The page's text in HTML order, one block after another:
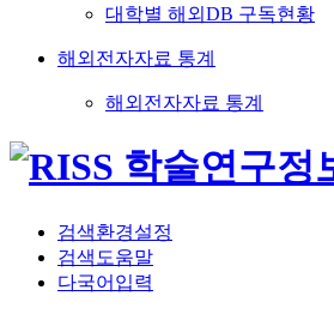
대학별 해외DB 구독현황
해외전자자료 통계
해외전자자료 통계
검색환경설정
검색도움말
다국어입력